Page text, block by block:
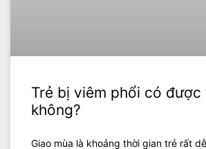
Trẻ bị viêm phổi có được
không?
Giao mùa là khoảng thời gian trẻ rất